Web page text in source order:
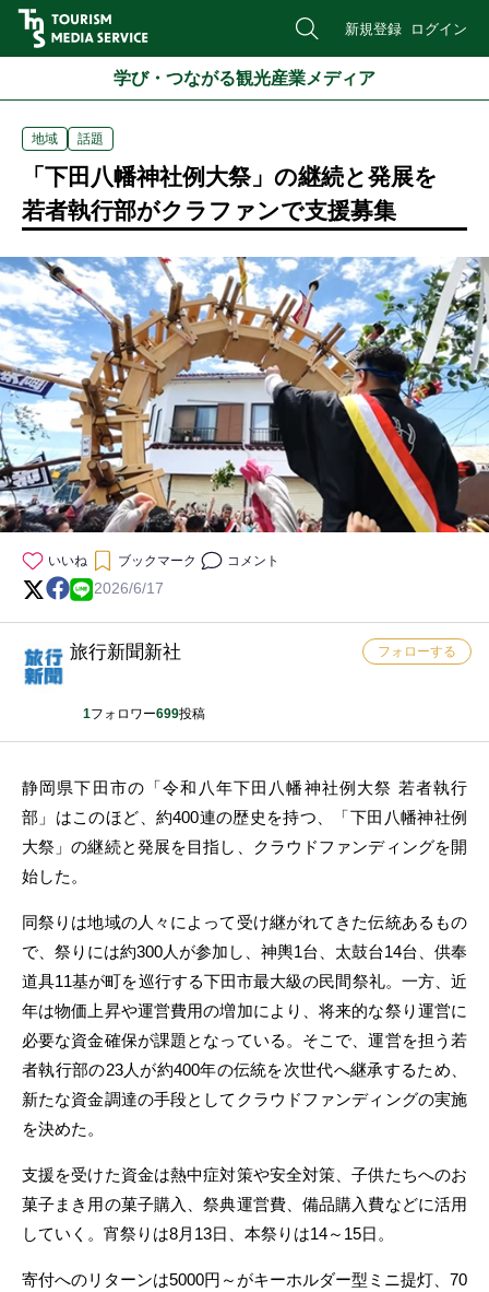
新規登録 ログイン
学び・つながる観光産業メディア
地域 話題
「下田八幡神社例大祭」の継続と発展を
若者執行部がクラファンで支援募集
いいね ブックマーク コメント
2026/6/17
旅行新聞新社
1フォロワー699投稿
フォローする
静岡県下田市の「令和八年下田八幡神社例大祭 若者執行
部」はこのほど、約400連の歴史を持つ、「下田八幡神社例
大祭」の継続と発展を目指し、クラウドファンディングを開
始した。
同祭りは地域の人々によって受け継がれてきた伝統あるもの
で、祭りには約300人が参加し、神輿1台、太鼓台14台、供奉
道具11基が町を巡行する下田市最大級の民間祭礼。一方、近
年は物価上昇や運営費用の増加により、将来的な祭り運営に
必要な資金確保が課題となっている。そこで、運営を担う若
者執行部の23人が約400年の伝統を次世代へ継承するため、
新たな資金調達の手段としてクラウドファンディングの実施
を決めた。
支援を受けた資金は熱中症対策や安全対策、子供たちへのお
菓子まき用の菓子購入、祭典運営費、備品購入費などに活用
していく。宵祭りは8月13日、本祭りは14～15日。
寄付へのリターンは5000円～がキーホルダー型ミニ提灯、70